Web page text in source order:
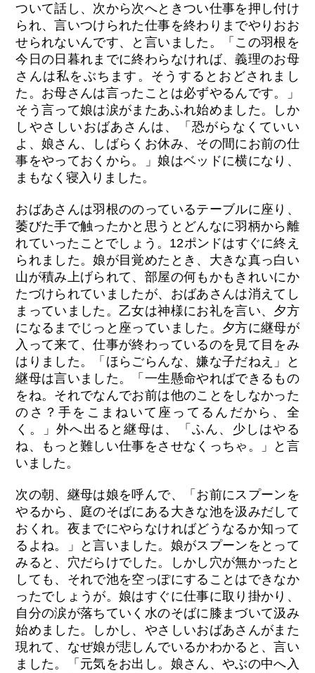
ついて話し、次から次へときつい仕事を押し付け
られ、言いつけられた仕事を終わりまでやりおお
せられないんです、と言いました。「この羽根を
今日の日暮れまでに終わらなければ、義理のお母
さんは私をぶちます。そうするとおどされまし
た。お母さんは言ったことは必ずやるんです。」
そう言って娘は涙がまたあふれ始めました。しか
しやさしいおばあさんは、「恐がらなくていい
よ、娘さん、しばらくお休み、その間にお前の仕
事をやっておくから。」娘はベッドに横になり、
まもなく寝入りました。
おばあさんは羽根ののっているテーブルに座り、
萎びた手で触ったかと思うとどんなに羽柄から離
れていったことでしょう。12ポンドはすぐに終え
られました。娘が目覚めたとき、大きな真っ白い
山が積み上げられて、部屋の何もかもきれいにか
たづけられていましたが、おばあさんは消えてし
まっていました。乙女は神様にお礼を言い、夕方
になるまでじっと座っていました。夕方に継母が
入って来て、仕事が終わっているのを見て目をみ
はりました。「ほらごらんな、嫌な子だねえ」と
継母は言いました。「一生懸命やればできるもの
をね。それでなんでお前は他のことをしなかった
のさ？手をこまねいて座ってるんだから、全
く。」外へ出ると継母は、「ふん、少しはやる
ね、もっと難しい仕事をさせなくっちゃ。」と言
いました。
次の朝、継母は娘を呼んで、「お前にスプーンを
やるから、庭のそばにある大きな池を汲みだして
おくれ。夜までにやらなければどうなるか知って
るよね。」と言いました。娘がスプーンをとって
みると、穴だらけでした。しかし穴が無かったと
しても、それで池を空っぽにすることはできなか
ったでしょうが。娘はすぐに仕事に取り掛かり、
自分の涙が落ちていく水のそばに膝まづいて汲み
始めました。しかし、やさしいおばあさんがまた
現れて、なぜ娘が悲しんでいるかわかると、言い
ました。「元気をお出し。娘さん、やぶの中へ入